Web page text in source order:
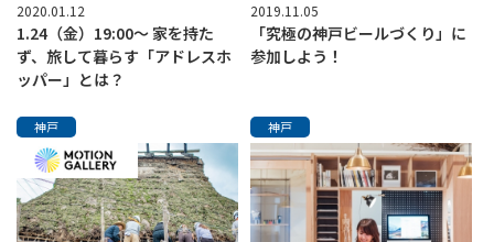
2020.01.12
1.24（金）19:00〜 家を持た
ず、旅して暮らす「アドレスホ
ッパー」とは？
2019.11.05
「究極の神戸ビールづくり」に
参加しよう！
神戸 神戸